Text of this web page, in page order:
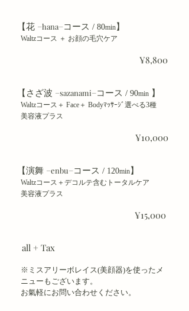
【花 −hana−コ ース / 80min】
Waltzコース ＋ お顔の毛穴ケア
¥8,800
【さざ波 −sazanami−コース / 90min 】
Waltzコース＋ Face＋ Bodyﾏｯｻｰｼﾞ選べる3種
美容液プラス
¥10,000
【演舞 −enbu−コース / 120min】
Waltzコース＋デコルテ含むトータルケア
美容液プラス
¥15,000
all + Tax
※ミスアリーボレイス(美顔器)を使ったメ
ニューもございます。
お氣軽にお問い合わせください。